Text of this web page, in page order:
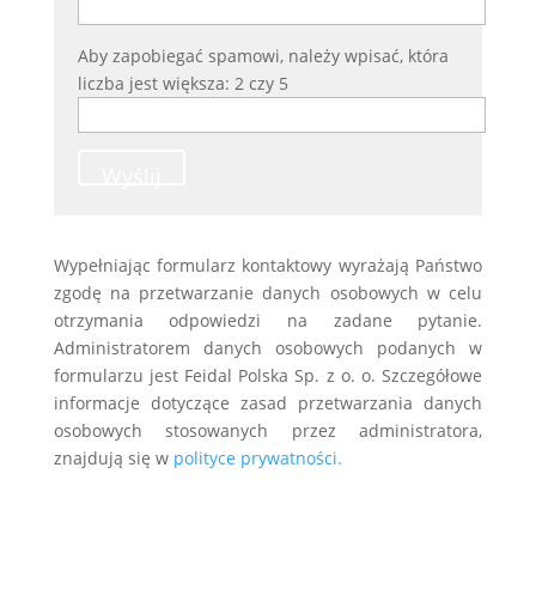
Aby zapobiegać spamowi, należy wpisać, która
liczba jest większa: 2 czy 5
Wypełniając formularz kontaktowy wyrażają Państwo
zgodę na przetwarzanie danych osobowych w celu
otrzymania odpowiedzi na zadane pytanie.
Administratorem danych osobowych podanych w
formularzu jest Feidal Polska Sp. z o. o. Szczegółowe
informacje dotyczące zasad przetwarzania danych
osobowych stosowanych przez administratora,
znajdują się w polityce prywatności.